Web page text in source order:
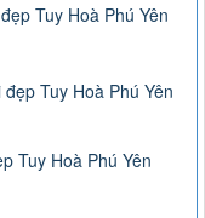
Tuy Hoà Phú Yên
Tuy Hoà Phú Yên
Tuy Hoà Phú Yên